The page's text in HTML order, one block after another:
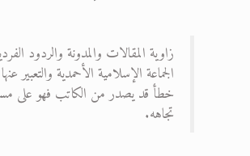
زاوية المقالات والمدونة والردود
الجماعة الإسلامية الأحمدية
خطأ قد يصدر من الكاتب فهو على
تجاهه.